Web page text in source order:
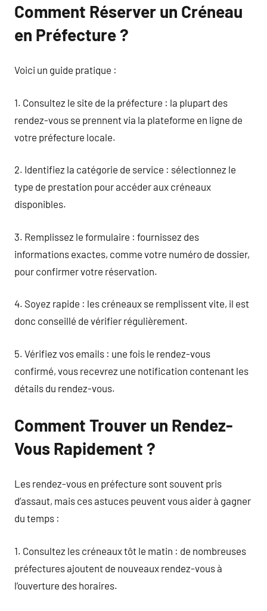
Comment Réserver un Créneau
en Préfecture ?
Voici un guide pratique :
1. Consultez le site de la préfecture : la plupart des
rendez-vous se prennent via la plateforme en ligne de
votre préfecture locale.
2. Identifiez la catégorie de service : sélectionnez le
type de prestation pour accéder aux créneaux
disponibles.
3. Remplissez le formulaire : fournissez des
informations exactes, comme votre numéro de dossier,
pour confirmer votre réservation.
4. Soyez rapide : les créneaux se remplissent vite, il est
donc conseillé de vérifier régulièrement.
5. Vérifiez vos emails : une fois le rendez-vous
confirmé, vous recevrez une notification contenant les
détails du rendez-vous.
Comment Trouver un Rendez-
Vous Rapidement ?
Les rendez-vous en préfecture sont souvent pris
d’assaut, mais ces astuces peuvent vous aider à gagner
du temps :
1. Consultez les créneaux tôt le matin : de nombreuses
préfectures ajoutent de nouveaux rendez-vous à
l’ouverture des horaires.